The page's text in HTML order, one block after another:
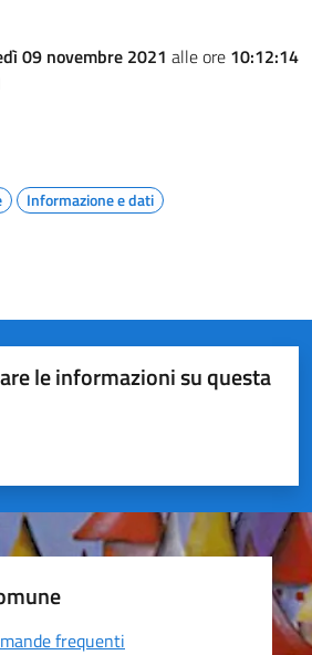
09 novembre 2021 alle ore 10:12:14
Informazione e dati
le informazioni su questa
5 stelle su 5
su 5
su 5
5
frequenti